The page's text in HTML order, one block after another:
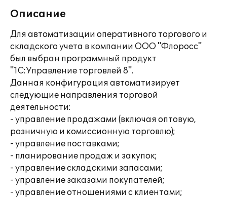
Описание
Для автоматизации оперативного торгового и
складского учета в компании ООО "Флоросс"
был выбран программный продукт
"1С:Управление торговлей 8".
Данная конфигурация автоматизирует
следующие направления торговой
деятельности:
- управление продажами (включая оптовую,
розничную и комиссионную торговлю);
- управление поставками;
- планирование продаж и закупок;
- управление складскими запасами;
- управление заказами покупателей;
- управление отношениями с клиентами;